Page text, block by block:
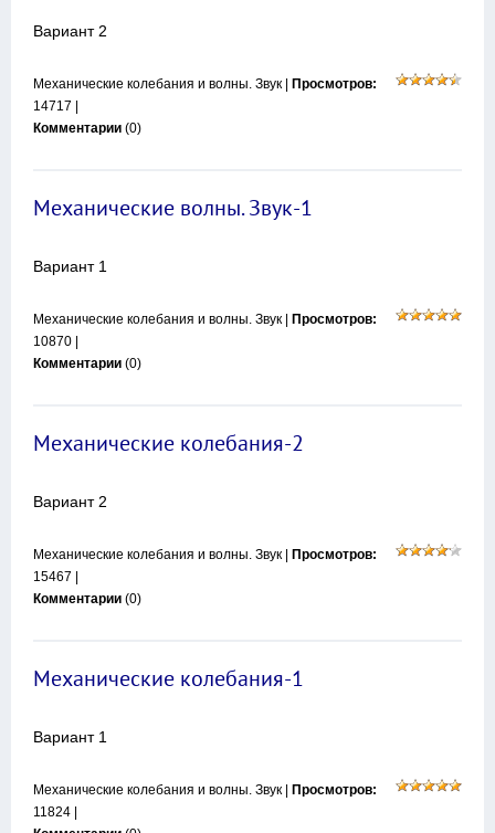
Вариант 2
Механические колебания и волны. Звук
Просмотров:
14717 |
Комментарии (0)
Механические волны. Звук-1
Вариант 1
Механические колебания и волны. Звук
Просмотров:
10870 |
Комментарии (0)
Механические колебания-2
Вариант 2
Механические колебания и волны. Звук
Просмотров:
15467 |
Комментарии (0)
Механические колебания-1
Вариант 1
Механические колебания и волны. Звук
Просмотров:
11824 |